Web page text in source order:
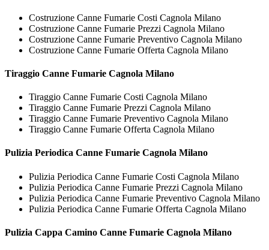
Costruzione Canne Fumarie Costi Cagnola Milano
Costruzione Canne Fumarie Prezzi Cagnola Milano
Costruzione Canne Fumarie Preventivo Cagnola Milano
Costruzione Canne Fumarie Offerta Cagnola Milano
Tiraggio Canne Fumarie Cagnola Milano
Tiraggio Canne Fumarie Costi Cagnola Milano
Tiraggio Canne Fumarie Prezzi Cagnola Milano
Tiraggio Canne Fumarie Preventivo Cagnola Milano
Tiraggio Canne Fumarie Offerta Cagnola Milano
Pulizia Periodica Canne Fumarie Cagnola Milano
Pulizia Periodica Canne Fumarie Costi Cagnola Milano
Pulizia Periodica Canne Fumarie Prezzi Cagnola Milano
Pulizia Periodica Canne Fumarie Preventivo Cagnola Milano
Pulizia Periodica Canne Fumarie Offerta Cagnola Milano
Pulizia Cappa Camino Canne Fumarie Cagnola Milano